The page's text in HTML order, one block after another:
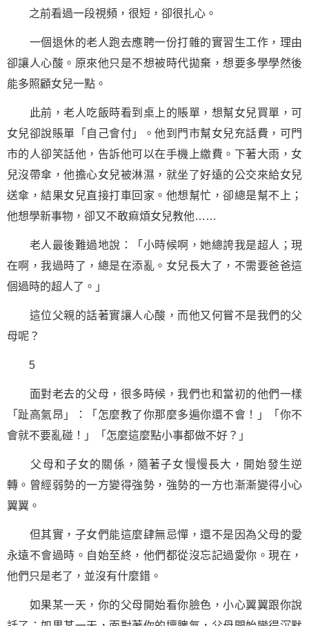
之前看過一段視頻，很短，卻很扎心。
一個退休的老人跑去應聘一份打雜的實習生工作，理由
卻讓人心酸。原來他只是不想被時代拋棄，想要多學學然後
能多照顧女兒一點。
此前，老人吃飯時看到桌上的賬單，想幫女兒買單，可
女兒卻說賬單「自己會付」。他到門市幫女兒充話費，可門
市的人卻笑話他，告訴他可以在手機上繳費。下著大雨，女
兒沒帶傘，他擔心女兒被淋濕，就坐了好遠的公交來給女兒
送傘，結果女兒直接打車回家。他想幫忙，卻總是幫不上；
他想學新事物，卻又不敢痲煩女兒教他……
老人最後難過地說：「小時候啊，她總誇我是超人；現
在啊，我過時了，總是在添亂。女兒長大了，不需要爸爸這
個過時的超人了。」
這位父親的話著實讓人心酸，而他又何嘗不是我們的父
母呢？
5
面對老去的父母，很多時候，我們也和當初的他們一樣
「趾高氣昂」：「怎麼教了你那麼多遍你還不會！」「你不
會就不要亂碰！」「怎麼這麼點小事都做不好？」
父母和子女的關係，隨著子女慢慢長大，開始發生逆
轉。曾經弱勢的一方變得強勢，強勢的一方也漸漸變得小心
翼翼。
但其實，子女們能這麼肆無忌憚，還不是因為父母的愛
永遠不會過時。自始至終，他們都從沒忘記過愛你。現在，
他們只是老了，並沒有什麼錯。
如果某一天，你的父母開始看你臉色，小心翼翼跟你說